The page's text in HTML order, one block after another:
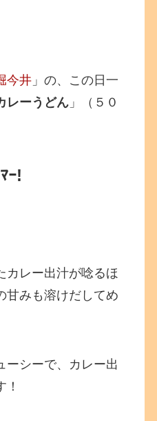
今井 」の、この日一
レーうどん 」（５０
ｰ!
カレー出汁が唸るほ
甘みも溶けだしてめ
ーシーで、カレー出